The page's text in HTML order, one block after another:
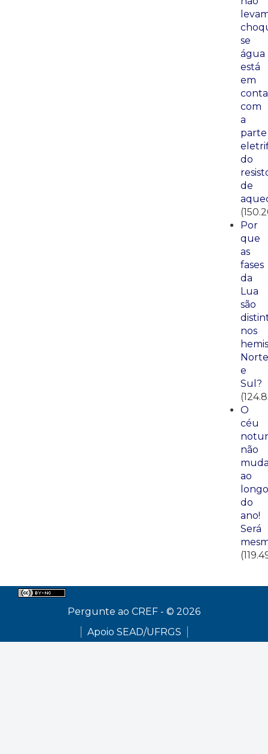
se
água
está
em
com
a
parte
do
de
Por
que
as
fases
da
Lua
são
nos
Norte
e
Sul?
O
céu
não
ao
longo
do
ano!
Será
Pergunte ao CREF - © 2026
Apoio SEAD/UFRGS